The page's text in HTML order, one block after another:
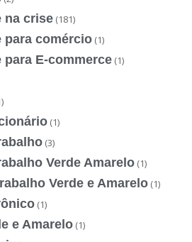
na crise (181)
para comércio (1)
E-commerce (1)
(1)
(3)
Verde Amarelo (1)
Verde e Amarelo (1)
(1)
e Amarelo (1)